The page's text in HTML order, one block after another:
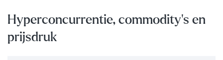
Hyperconcurrentie, commodity’s en
prijsdruk